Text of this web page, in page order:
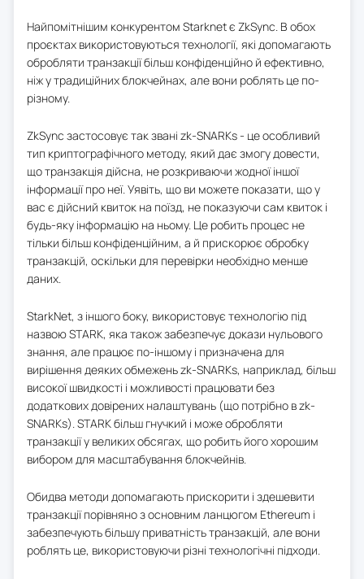
Найпомітнішим конкурентом Starknet є ZkSync. В обох
проєктах використовуються технології, які допомагають
обробляти транзакції більш конфіденційно й ефективно,
ніж у традиційних блокчейнах, але вони роблять це по-
різному.
ZkSync застосовує так звані zk-SNARKs - це особливий
тип криптографічного методу, який дає змогу довести,
що транзакція дійсна, не розкриваючи жодної іншої
інформації про неї. Уявіть, що ви можете показати, що у
вас є дійсний квиток на поїзд, не показуючи сам квиток і
будь-яку інформацію на ньому. Це робить процес не
тільки більш конфіденційним, а й прискорює обробку
транзакцій, оскільки для перевірки необхідно менше
даних.
StarkNet, з іншого боку, використовує технологію під
назвою STARK, яка також забезпечує докази нульового
знання, але працює по-іншому і призначена для
вирішення деяких обмежень zk-SNARKs, наприклад, більш
високої швидкості і можливості працювати без
додаткових довірених налаштувань (що потрібно в zk-
SNARKs). STARK більш гнучкий і може обробляти
транзакції у великих обсягах, що робить його хорошим
вибором для масштабування блокчейнів.
Обидва методи допомагають прискорити і здешевити
транзакції порівняно з основним ланцюгом Ethereum і
забезпечують більшу приватність транзакцій, але вони
роблять це, використовуючи різні технологічні підходи.